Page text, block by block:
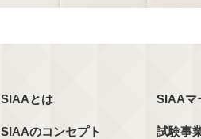
SIAAとは
SIAAのコンセプト
SIAAマ
試験事